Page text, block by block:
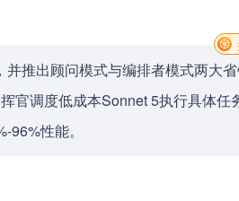
推出顾问模式与编排者模式两大
官调度低成本Sonnet 5执行具体任
性能。